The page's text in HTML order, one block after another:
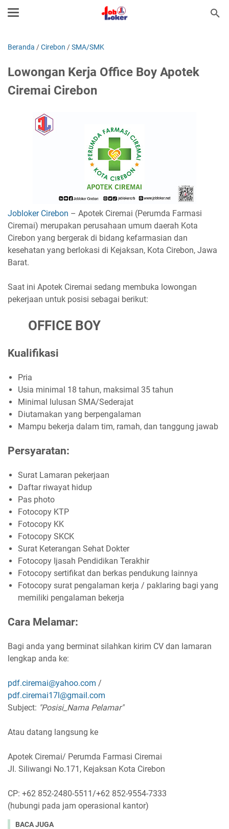
Beranda /Cirebon /SMA/SMK
Lowongan Kerja Office Boy Apotek
Ciremai Cirebon
Jobloker Cirebon – Apotek Ciremai (Perumda Farmasi
Ciremai) merupakan perusahaan umum daerah Kota
Cirebon yang bergerak di bidang kefarmasian dan
kesehatan yang berlokasi di Kejaksan, Kota Cirebon, Jawa
Barat.
Saat ini Apotek Ciremai sedang membuka lowongan
pekerjaan untuk posisi sebagai berikut:
OFFICE BOY
Kualifikasi
Pria
Usia minimal 18 tahun, maksimal 35 tahun
Minimal lulusan SMA/Sederajat
Diutamakan yang berpengalaman
Mampu bekerja dalam tim, ramah, dan tanggung jawab
Persyaratan:
Surat Lamaran pekerjaan
Daftar riwayat hidup
Pas photo
Fotocopy KTP
Fotocopy KK
Fotocopy SKCK
Surat Keterangan Sehat Dokter
Fotocopy Ijasah Pendidikan Terakhir
Fotocopy sertifikat dan berkas pendukung lainnya
Fotocopy surat pengalaman kerja / paklaring bagi yang
memiliki pengalaman bekerja
Cara Melamar:
Bagi anda yang berminat silahkan kirim CV dan lamaran
lengkap anda ke:
pdf.ciremai@yahoo.com /
pdf.ciremai17l@gmail.com
Subject: "Posisi_Nama Pelamar"
Atau datang langsung ke
Apotek Ciremai/ Perumda Farmasi Ciremai
JI. Siliwangi No.171, Kejaksan Kota Cirebon
CP: +62 852-2480-5511/+62 852-9554-7333
(hubungi pada jam operasional kantor)
BACA JUGA